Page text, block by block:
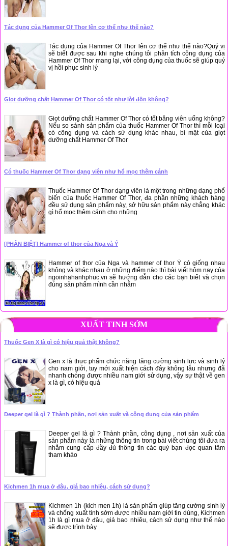
Tác dụng của Hammer Of Thor lên cơ thể như thế nào?
Tác dụng của Hammer Of Thor lên cơ thể như thế nào?Quý vị
sẽ biết được sau khi nghe chúng tôi phân tích công dụng của
Hammer Of Thor mang lại, với công dụng của thuốc sẽ giúp quý
vị hồi phục sinh lý
Giọt dưỡng chất Hammer Of Thor có tốt như lời đồn không?
Giọt dưỡng chất Hammer Of Thor có tốt bằng viên uống không?
Nếu so sánh sản phẩm của thuốc Hammer Of Thor thì mỗi loại
có công dụng và cách sử dụng khác nhau, bí mật của giọt
dưỡng chất Hammer Of Thor
Có thuốc Hammer Of Thor dạng viên như hổ mọc thêm cánh
Thuốc Hammer Of Thor dạng viên là một trong những dạng phổ
biến của thuốc Hammer Of Thor, đa phần những khách hàng
đều sử dụng sản phẩm này, sở hữu sản phẩm này chẳng khác
gì hổ mọc thêm cánh cho những
[PHÂN BIỆT] Hammer of thor của Nga và Ý
Hammer of thor của Nga và hammer of thor Ý có giống nhau
không và khác nhau ở những điểm nào thì bài viết hôm nay của
ngoinhahanhphuc.vn sẽ hướng dẫn cho các bạn biết và chọn
đúng sản phẩm mình cần nhằm
XUẤT TINH SỚM
Thuốc Gen X là gì có hiệu quả thật không?
Gen x là thực phẩm chức năng tăng cường sinh lực và sinh lý
cho nam giới, tuy mới xuất hiện cách đây không lâu nhưng đã
nhanh chóng được nhiều nam giới sử dụng, vậy sự thật về gen
x là gì, có hiệu quả
Deeper gel là gì ? Thành phần, nơi sản xuất và công dụng của sản phẩm
Deeper gel là gì ? Thành phần, công dụng , nơi sản xuất của
sản phẩm này là những thông tin trong bài viết chúng tôi đưa ra
nhằm cung cấp đầy đủ thông tin các quý bạn đọc quan tâm
tham khảo
Kichmen 1h mua ở đâu, giá bao nhiêu, cách sử dụng?
Kichmen 1h (kich men 1h) là sản phẩm giúp tăng cường sinh lý
và chống xuất tinh sớm được nhiều nam giới tin dùng, Kichmen
1h là gì mua ở đâu, giá bao nhiêu, cách sử dụng như thế nào
sẽ được trình bày